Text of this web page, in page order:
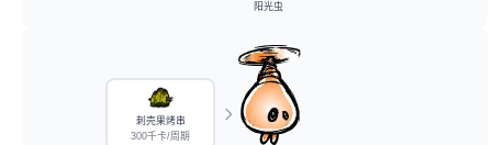
阳光虫
刺壳果烤串
300千卡/周期